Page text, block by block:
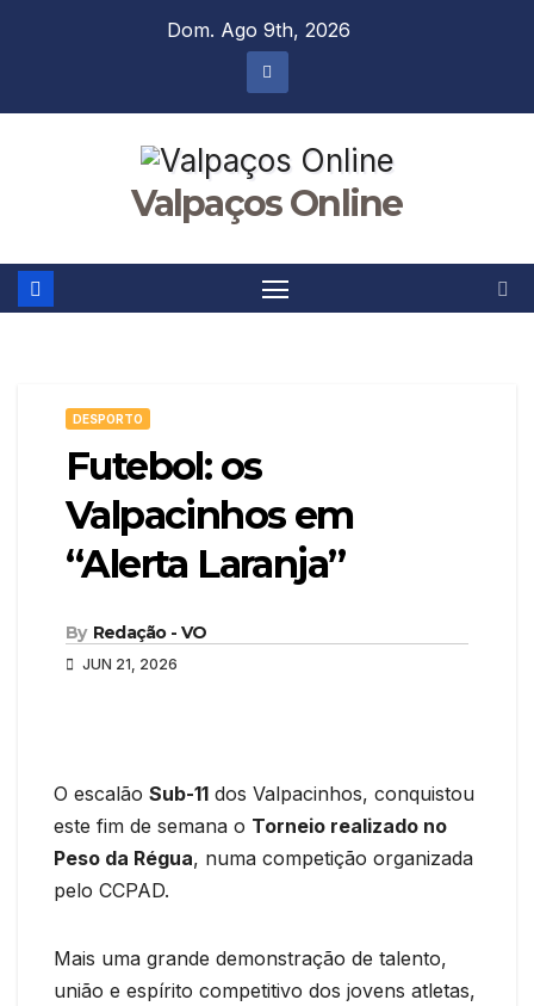
Dom. Ago 9th, 2026
Valpaços Online
DESPORTO
Futebol: os
Valpacinhos em
“Alerta Laranja”
By Redação - VO
JUN 21, 2026
O escalão Sub-11 dos Valpacinhos, conquistou
este fim de semana o Torneio realizado no
Peso da Régua, numa competição organizada
pelo CCPAD.
Mais uma grande demonstração de talento,
união e espírito competitivo dos jovens atletas,